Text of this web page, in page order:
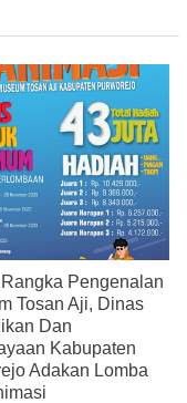
Pengenalan
Tosan Aji, Dinas
Dan
Kabupaten
Adakan Lomba